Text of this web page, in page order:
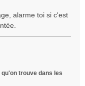
alarme toi si c'est
trouve dans les